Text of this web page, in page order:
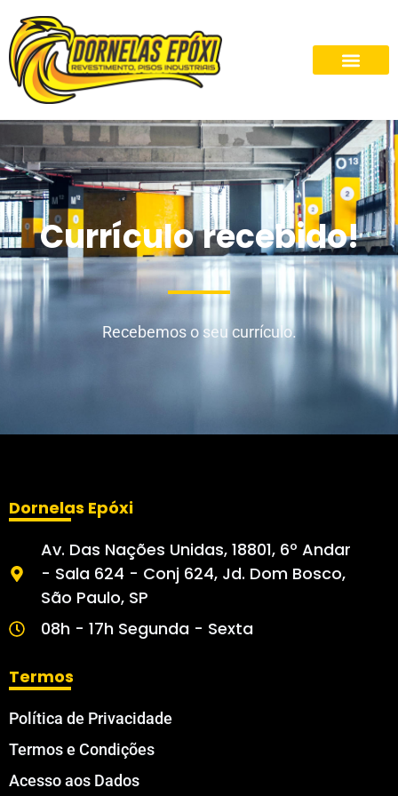
Currículo recebido!
Recebemos o seu currículo.
Dornelas Epóxi
Av. Das Nações Unidas, 18801, 6º Andar
- Sala 624 - Conj 624, Jd. Dom Bosco,
São Paulo, SP
08h - 17h Segunda - Sexta
Termos
Política de Privacidade
Termos e Condições
Acesso aos Dados